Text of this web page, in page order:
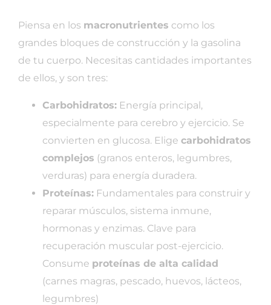
Piensa en los macronutrientes como los
grandes bloques de construcción y la gasolina
de tu cuerpo. Necesitas cantidades importantes
de ellos, y son tres:
Carbohidratos: Energía principal,
especialmente para cerebro y ejercicio. Se
convierten en glucosa. Elige carbohidratos
complejos (granos enteros, legumbres,
verduras) para energía duradera.
Proteínas: Fundamentales para construir y
reparar músculos, sistema inmune,
hormonas y enzimas. Clave para
recuperación muscular post-ejercicio.
Consume proteínas de alta calidad
(carnes magras, pescado, huevos, lácteos,
legumbres)